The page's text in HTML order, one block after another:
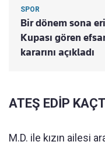
SPOR
Bir dönem sona
Kupası gören
kararını açıkladı
ATEŞ EDİP
M.D. ile kızın ailesi